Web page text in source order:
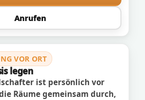
Anrufen
VOR ORT
legen
ist persönlich vor
Räume gemeinsam durch,